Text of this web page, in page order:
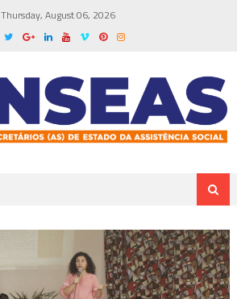
Thursday, August 06, 2026